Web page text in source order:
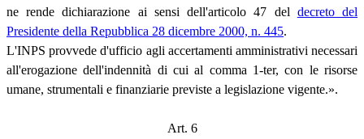
ne rende dichiarazione ai sensi dell'articolo 47 del decreto del
Presidente della Repubblica 28 dicembre 2000, n. 445.
L'INPS provvede d'ufficio agli accertamenti amministrativi necessari
all'erogazione dell'indennità di cui al comma 1-ter, con le risorse
umane, strumentali e finanziarie previste a legislazione vigente.».
Art. 6